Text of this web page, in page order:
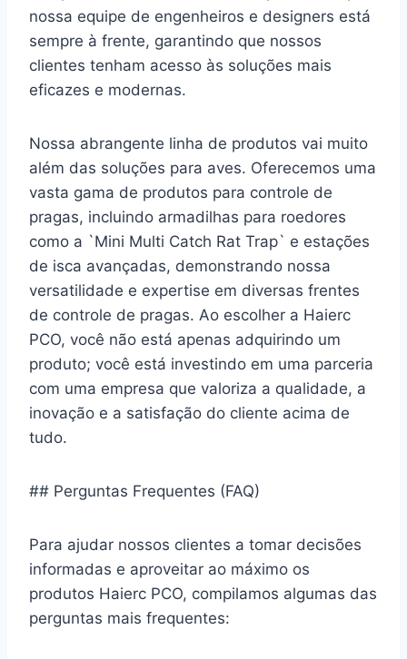
nossa equipe de engenheiros e designers está
sempre à frente, garantindo que nossos
clientes tenham acesso às soluções mais
eficazes e modernas.
Nossa abrangente linha de produtos vai muito
além das soluções para aves. Oferecemos uma
vasta gama de produtos para controle de
pragas, incluindo armadilhas para roedores
como a `Mini Multi Catch Rat Trap` e estações
de isca avançadas, demonstrando nossa
versatilidade e expertise em diversas frentes
de controle de pragas. Ao escolher a Haierc
PCO, você não está apenas adquirindo um
produto; você está investindo em uma parceria
com uma empresa que valoriza a qualidade, a
inovação e a satisfação do cliente acima de
tudo.
## Perguntas Frequentes (FAQ)
Para ajudar nossos clientes a tomar decisões
informadas e aproveitar ao máximo os
produtos Haierc PCO, compilamos algumas das
perguntas mais frequentes: